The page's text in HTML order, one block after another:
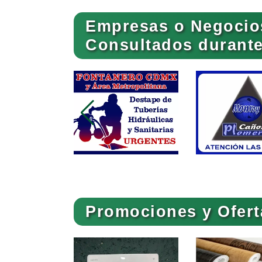
Animadores de Eventos
Artes Gráficas
Artículos de Piel
Artículos Publicitarios
Empresas o
Consultados
Promociones y